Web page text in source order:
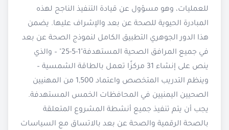
للعمليات، وهو مسؤول عن قيادة التنفيذ الناجح لهذه
المبادرة الحيوية للصحة عن بعد والإشراف عليها. يضمن
هذا الدور الجوهري التطبيق الكامل لنموذج الصحة عن بعد
في جميع المرافق الصحية المستهدفة"1-5-25" – والذي
ينص على إنشاء 31 مركزًا تعمل بالطاقة الشمسية –
وينظم التدريب المتخصص واعتماد 1,500 من المهنيين
الصحيين اليمنيين في المحافظات الخمس المستهدفة.
يجب أن يتم تنفيذ جميع أنشطة المشروع المتعلقة
بالصحة الرقمية والصحة عن بعد بالاتساق مع السياسات